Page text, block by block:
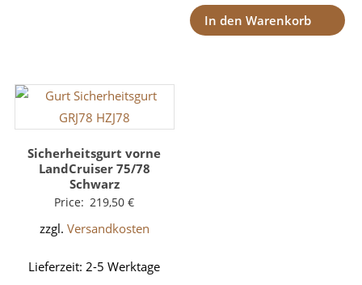
In den Warenkorb
Sicherheitsgurt vorne
LandCruiser 75/78
Schwarz
Price: 219,50€
zzgl. Versandkosten
Lieferzeit:2-5 Werktage